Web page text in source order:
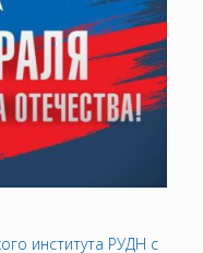
института РУДН с